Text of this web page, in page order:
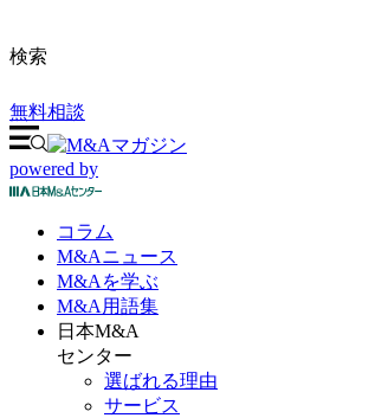
検索
無料相談
powered by
コラム
M&Aニュース
M&Aを学ぶ
M&A 用語集
日本M&A
センター
選ばれる理由
サービス